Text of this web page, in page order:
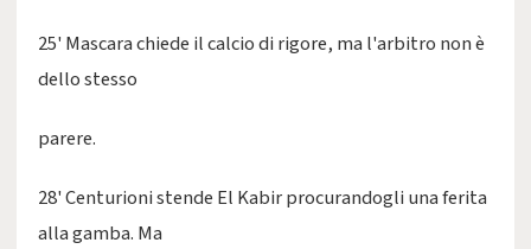
25' Mascara chiede il calcio di rigore, ma l'arbitro non è
dello stesso
parere.
28' Centurioni stende El Kabir procurandogli una ferita
alla gamba. Ma